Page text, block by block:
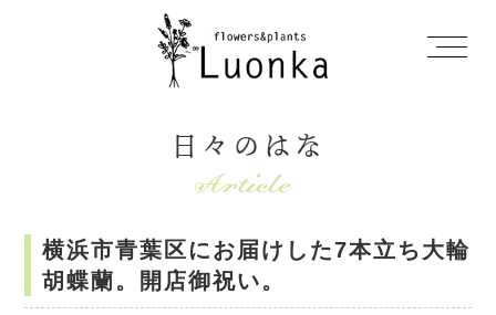
日々のはな
横浜市青葉区にお届けした7本立ち大輪
胡蝶蘭。開店御祝い。